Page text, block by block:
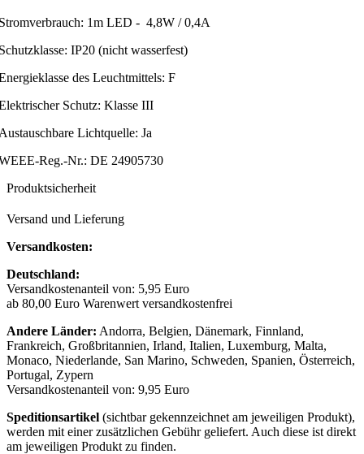
1m LED - 4,8W / 0,4A
IP20 (nicht wasserfest)
des Leuchtmittels: F
Schutz: Klasse III
Lichtquelle: Ja
Reg.-Nr.: DE 24905730
Produktsicherheit
Versand und Lieferung
Versandkosten:
Deutschland:
Versandkostenanteil von: 5,95 Euro
ab 80,00 Euro Warenwert versandkostenfrei
Andere Länder: Andorra, Belgien, Dänemark, Finnland,
Frankreich, Großbritannien, Irland, Italien, Luxemburg, Malta,
Monaco, Niederlande, San Marino, Schweden, Spanien, Österreich,
Portugal, Zypern
Versandkostenanteil von: 9,95 Euro
Speditionsartikel (sichtbar gekennzeichnet am jeweiligen Produkt),
werden mit einer zusätzlichen Gebühr geliefert. Auch diese ist direkt
am jeweiligen Produkt zu finden.